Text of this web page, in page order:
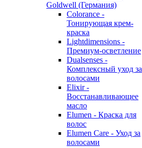
Goldwell (Германия)
Colorance -
Тонирующая крем-
краска
Lightdimensions -
Премиум-осветление
Dualsenses -
Комплексный уход за
волосами
Elixir -
Восстанавливающее
масло
Elumen - Краска для
волос
Elumen Care - Уход за
волосами